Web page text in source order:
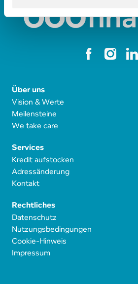
Über uns
Vision & Werte
Meilensteine
We take care
Services
Kredit aufstocken
Adressänderung
Kontakt
Rechtliches
Datenschutz
Nutzungsbedingungen
Cookie-Hinweis
Impressum